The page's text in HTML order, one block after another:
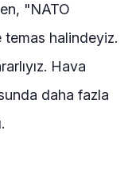
"NATO
halindeyiz.
Hava
daha fazla